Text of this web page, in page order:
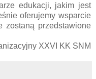
edukacji, jakim jest
oferujemy wsparcie
zostaną przedstawione
XXVI KK SNM